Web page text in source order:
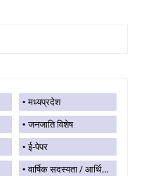
मध्यप्रदेश
जनजाति विशेष
ई-पेपर
वार्षिक सदस्यता / आर्थिक सहयोग